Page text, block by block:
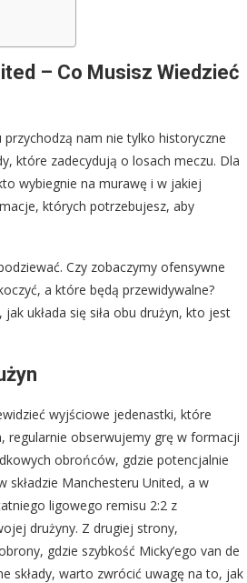
– Co Musisz Wiedzieć
nam nie tylko historyczne
które zadecydują o losach meczu. Dla
wybiegnie na murawę i w jakiej
których potrzebujesz, aby
Czy zobaczymy ofensywne
a które będą przewidywalne?
układa się siła obu drużyn, kto jest
wyjściowe jedenastki, które
regularnie obserwujemy grę w formacji
obrońców, gdzie potencjalnie
składzie Manchesteru United, a w
ligowego remisu 2:2 z
drużyny. Z drugiej strony,
gdzie szybkość Micky’ego van de
składy, warto zwrócić uwagę na to, jak